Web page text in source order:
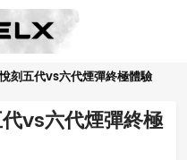
刻五代vs六代煙彈終極體驗
vs六代煙彈終極